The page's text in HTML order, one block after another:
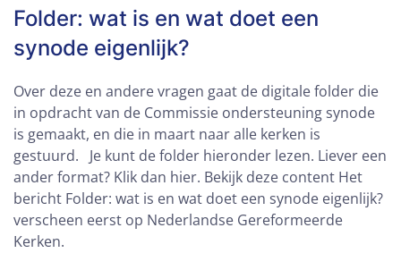
Folder: wat is en wat doet een
synode eigenlijk?
Over deze en andere vragen gaat de digitale folder die
in opdracht van de Commissie ondersteuning synode
is gemaakt, en die in maart naar alle kerken is
gestuurd. Je kunt de folder hieronder lezen. Liever een
ander format? Klik dan hier. Bekijk deze content Het
bericht Folder: wat is en wat doet een synode eigenlijk?
verscheen eerst op Nederlandse Gereformeerde
Kerken.